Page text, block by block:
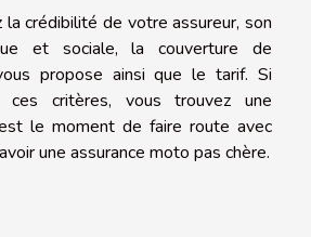
de votre assureur, son
et sociale, la couverture de
vous propose ainsi que le tarif. Si
critères, vous trouvez une
le moment de faire route avec
une assurance moto pas chère.